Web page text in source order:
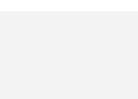
STARTED